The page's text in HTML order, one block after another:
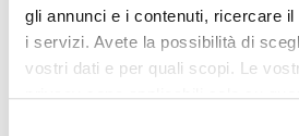
gli annunci e i contenuti, ricercare
i servizi. Avete la possibilità di
vostri dati e per quali scopi. Le
privacy sono applicabili solo su
Vuoi commentare
alla community e